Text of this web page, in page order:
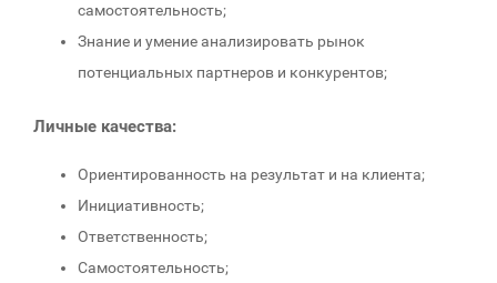
самостоятельность;
Знание и умение анализировать рынок
потенциальных партнеров и конкурентов;
Личные качества:
Ориентированность на результат и на клиента;
Инициативность;
Ответственность;
Самостоятельность;